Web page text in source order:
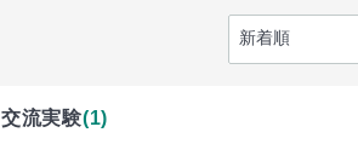
交流実験(1)